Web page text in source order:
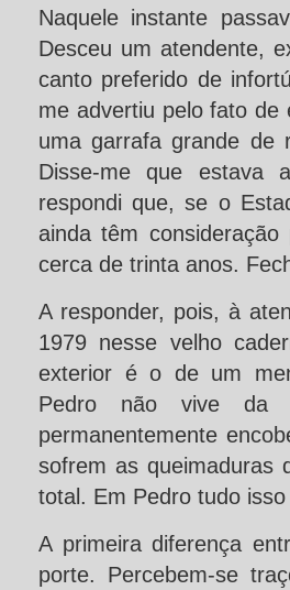
Naquele instante
Desceu um atendente,
canto preferido de
me advertiu pelo fato de
uma garrafa grande de
Disse-me que estava
respondi que, se o
ainda têm
cerca de trinta anos.
A responder, pois, à
1979 nesse velho
exterior é o de um
Pedro não vive da
permanentemente
sofrem as queimaduras
total. Em Pedro tudo
A primeira diferença
porte. Percebem-se